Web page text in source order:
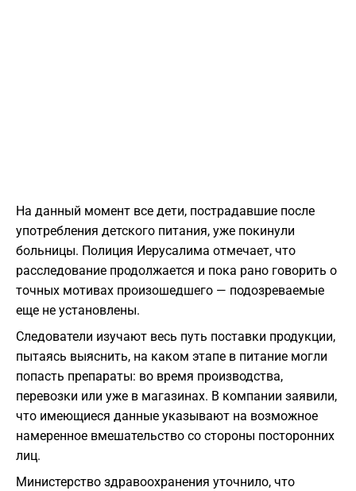
На данный момент все дети, пострадавшие после
употребления детского питания, уже покинули
больницы. Полиция Иерусалима отмечает, что
расследование продолжается и пока рано говорить о
точных мотивах произошедшего — подозреваемые
еще не установлены.
Следователи изучают весь путь поставки продукции,
пытаясь выяснить, на каком этапе в питание могли
попасть препараты: во время производства,
перевозки или уже в магазинах. В компании заявили,
что имеющиеся данные указывают на возможное
намеренное вмешательство со стороны посторонних
лиц.
Министерство здравоохранения уточнило, что